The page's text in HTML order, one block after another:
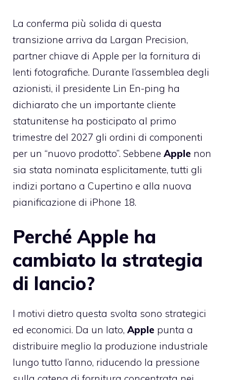
La conferma più solida di questa
transizione arriva da Largan Precision,
partner chiave di Apple per la fornitura di
lenti fotografiche. Durante l’assemblea degli
azionisti, il presidente Lin En-ping ha
dichiarato che un importante cliente
statunitense ha posticipato al primo
trimestre del 2027 gli ordini di componenti
per un “nuovo prodotto”. Sebbene Apple non
sia stata nominata esplicitamente, tutti gli
indizi portano a Cupertino e alla nuova
pianificazione di iPhone 18.
Perché Apple ha
cambiato la strategia
di lancio?
I motivi dietro questa svolta sono strategici
ed economici. Da un lato, Apple punta a
distribuire meglio la produzione industriale
lungo tutto l’anno, riducendo la pressione